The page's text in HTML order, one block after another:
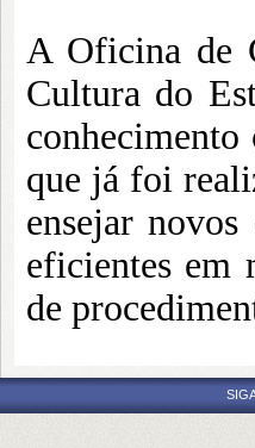
A Oficina de
Cultura do
que já foi
ensejar
eficientes em
de